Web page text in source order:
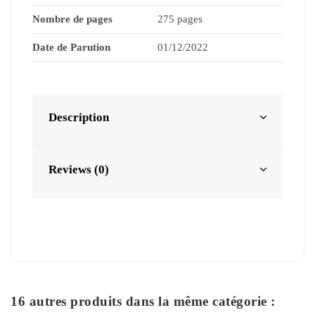
Nombre de pages 275 pages
Date de Parution 01/12/2022
Description
Reviews (0)
16 autres produits dans la même catégorie :